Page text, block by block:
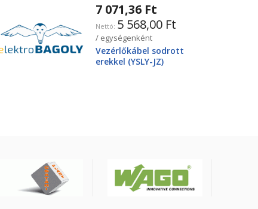
7 071,36 Ft
5 568,00 Ft
/ egységenként
Vezérlőkábel sodrott
erekkel (YSLY-JZ)